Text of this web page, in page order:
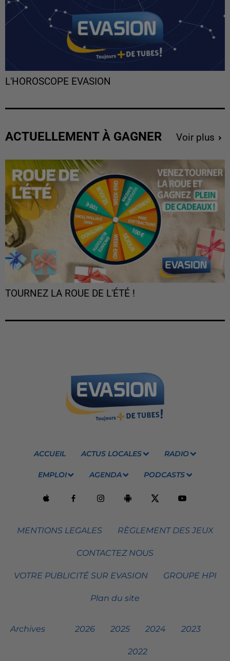
L'HOROSCOPE EVASION
ACTUELLEMENT À GAGNER Voir plus
TOURNEZ LA ROUE DE L'ÉTÉ !
ACCUEIL ACTUS LOCALES RADIO
EMPLOI AGENDA PODCASTS
MENTIONS LEGALES RÈGLEMENT DES JEUX
CONTACTEZ NOUS
VOTRE PUBLICITÉ SUR EVASION GROUPE HPI
Plan du site
Archives 2026 2025 2024 2023
2022